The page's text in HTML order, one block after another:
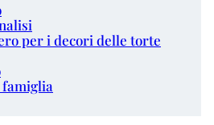
per i decori delle torte